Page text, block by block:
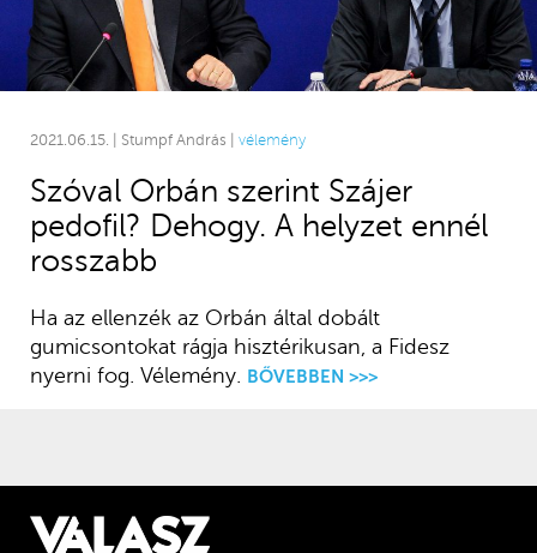
2021.06.15. | Stumpf András | vélemény
Szóval Orbán szerint Szájer
pedofil? Dehogy. A helyzet ennél
rosszabb
Ha az ellenzék az Orbán által dobált
gumicsontokat rágja hisztérikusan, a Fidesz
nyerni fog. Vélemény. BŐVEBBEN >>>